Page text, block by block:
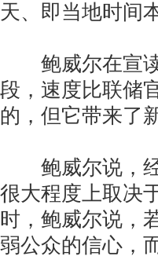
天、即当地时间
鲍威尔在宣读
段，速度比联储
的，但它带来了
鲍威尔说，经
很大程度上取决
时，鲍威尔说，
弱公众的信心，